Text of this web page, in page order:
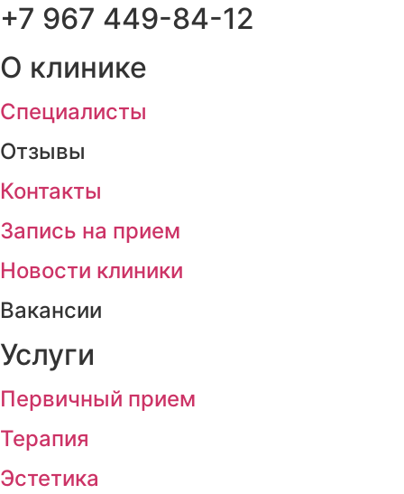
+7 967 449-84-12
О клинике
Cпециалисты
Отзывы
Контакты
Запись на прием
Новости клиники
Вакансии
Услуги
Первичный прием
Терапия
Эстетика